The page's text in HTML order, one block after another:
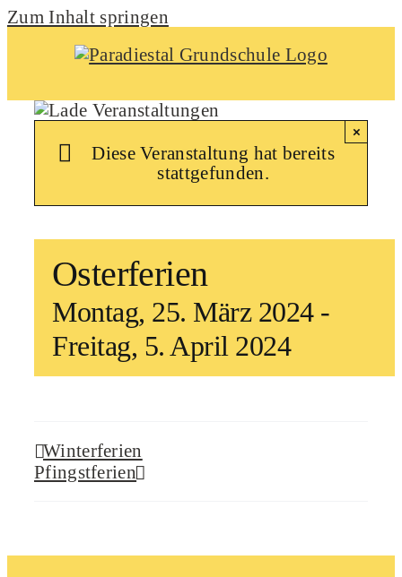
Zum Inhalt springen
Diese Veranstaltung hat bereits
stattgefunden.
×
Osterferien
Montag, 25. März 2024-
Freitag, 5. April 2024
Winterferien
Pfingstferien